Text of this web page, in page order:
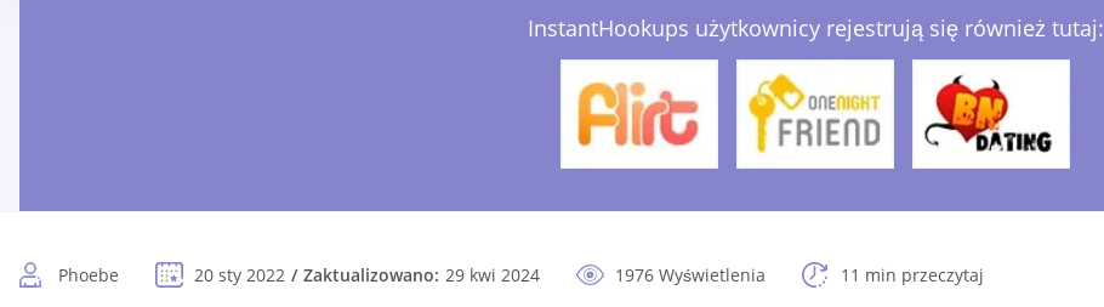
InstantHookups użytkownicy rejestrują się również tutaj:
Phoebe 20 sty 2022 Zaktualizowano: 29 kwi 2024 1976 Wyświetlenia 11 min przeczytaj